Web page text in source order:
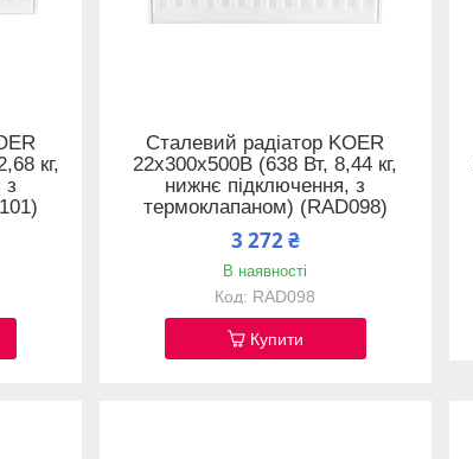
кг,
з
Сталевий радіатор KOER
22x300x500B (638 Вт, 8,44 кг,
нижнє підключення, з
термоклапаном) (RAD098)
3 272 ₴
В наявності
RAD098
Купити